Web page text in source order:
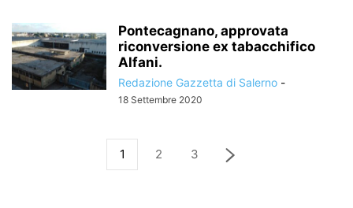
Pontecagnano, approvata
riconversione ex tabacchifico
Alfani.
Redazione Gazzetta di Salerno -
18 Settembre 2020
1 2 3